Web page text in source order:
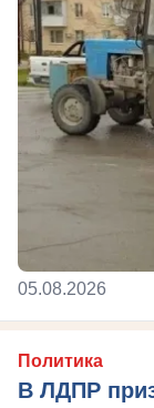
05.08.2026
Политика
В ЛДПР